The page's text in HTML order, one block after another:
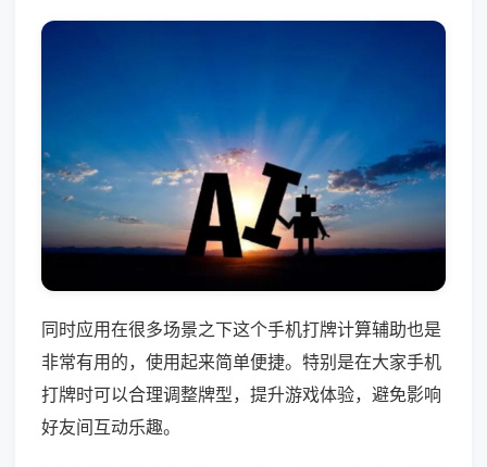
同时应用在很多场景之下这个手机打牌计算辅助也是
非常有用的，使用起来简单便捷。特别是在大家手机
打牌时可以合理调整牌型，提升游戏体验，避免影响
好友间互动乐趣。